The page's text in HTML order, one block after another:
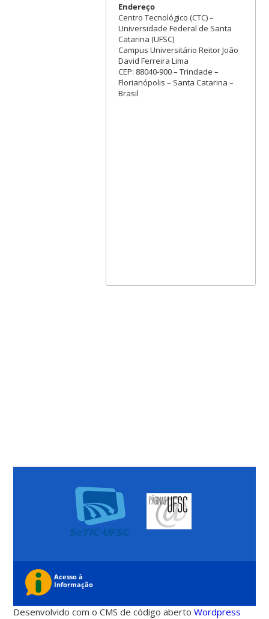
Endereço
Centro Tecnológico (CTC) –
Universidade Federal de Santa
Catarina (UFSC)
Campus Universitário Reitor João
David Ferreira Lima
CEP: 88040-900 – Trindade –
Florianópolis – Santa Catarina –
Brasil
Desenvolvido com o CMS de código abertoWordpress